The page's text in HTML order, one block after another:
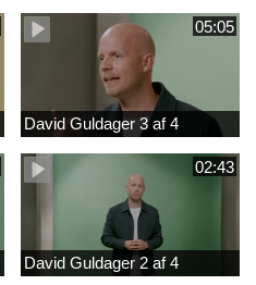
05:05
David Guldager 3 af 4
02:43
David Guldager 2 af 4